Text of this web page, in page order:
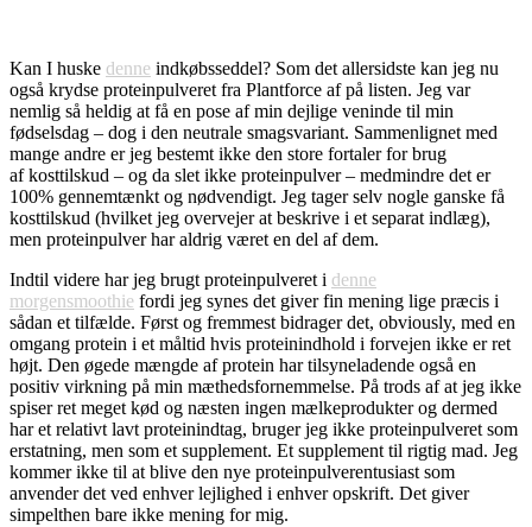
Kan I huske denne indkøbsseddel? Som det allersidste kan jeg nu
også krydse proteinpulveret fra Plantforce af på listen. Jeg var
nemlig så heldig at få en pose af min dejlige veninde til min
fødselsdag – dog i den neutrale smagsvariant. Sammenlignet med
mange andre er jeg bestemt ikke den store fortaler for brug
af kosttilskud – og da slet ikke proteinpulver – medmindre det er
100% gennemtænkt og nødvendigt. Jeg tager selv nogle ganske få
kosttilskud (hvilket jeg overvejer at beskrive i et separat indlæg),
men proteinpulver har aldrig været en del af dem.
Indtil videre har jeg brugt proteinpulveret i denne
morgensmoothie fordi jeg synes det giver fin mening lige præcis i
sådan et tilfælde. Først og fremmest bidrager det, obviously, med en
omgang protein i et måltid hvis proteinindhold i forvejen ikke er ret
højt. Den øgede mængde af protein har tilsyneladende også en
positiv virkning på min mæthedsfornemmelse. På trods af at jeg ikke
spiser ret meget kød og næsten ingen mælkeprodukter og dermed
har et relativt lavt proteinindtag, bruger jeg ikke proteinpulveret som
erstatning, men som et supplement. Et supplement til rigtig mad. Jeg
kommer ikke til at blive den nye proteinpulverentusiast som
anvender det ved enhver lejlighed i enhver opskrift. Det giver
simpelthen bare ikke mening for mig.